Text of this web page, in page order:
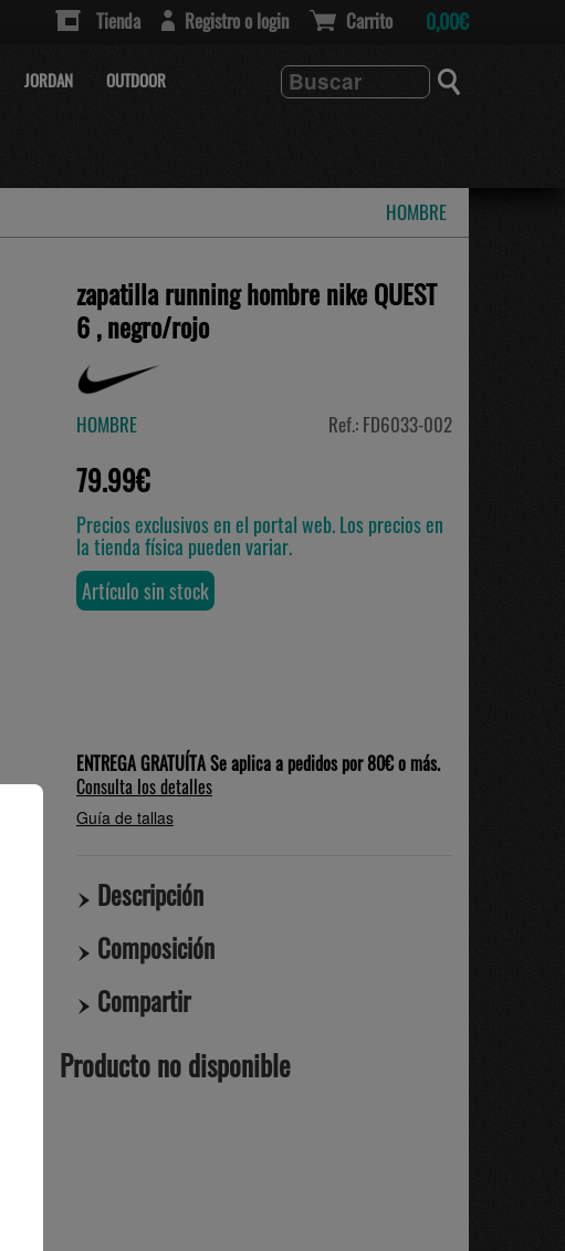
Tienda Registro o login Carrito 0,00€
JORDAN OUTDOOR
HOMBRE
zapatilla running hombre nike QUEST
6 , negro/rojo
HOMBRE Ref.: FD6033-002
79.99€
Precios exclusivos en el portal web. Los precios en
la tienda física pueden variar.
Artículo sin stock
ENTREGA GRATUÍTA Se aplica a pedidos por 80€ o más.
Consulta los detalles
Guía de tallas
Descripción
Composición
Compartir
Producto no disponible